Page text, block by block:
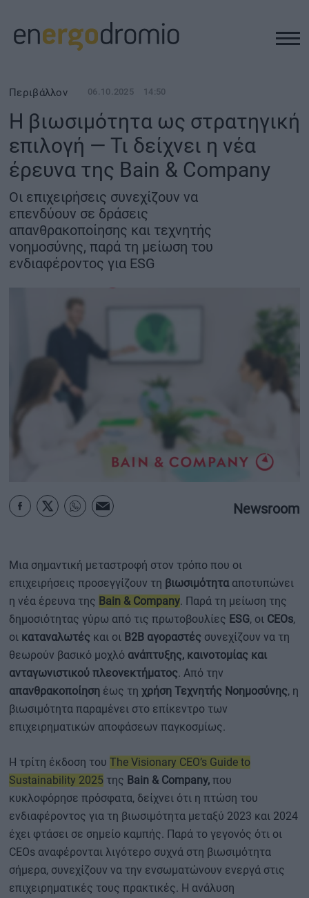
ΥΠΟΔΟΜΕΣ
REAL ESTATE
ΠΕΡΙΒΑΛΛΟΝ
ΕΝΕΡΓΕΙΑ
ΜΕΤΑΦΟΡΕΣ - ΗΛΕΚΤΡΟΚΙΝΗΣΗ
ΨΗΦΙΑΚΟΣ ΚΟΣΜΟΣ
ΟΙΚΟΝΟΜΙΑ - ΕΠΙΧΕΙΡΗΣΕΙΣ
MY PROPERTY
ΚΑΡΑΜΠΟΛΕΣ
Περιβάλλον 06.10.2025 14:50
Η βιωσιμότητα ως στρατηγική
επιλογή — Τι δείχνει η νέα
έρευνα της Bain & Company
Οι επιχειρήσεις συνεχίζουν να
επενδύουν σε δράσεις
απανθρακοποίησης και τεχνητής
νοημοσύνης, παρά τη μείωση του
ενδιαφέροντος για ESG
Newsroom
Μια σημαντική μεταστροφή στον τρόπο που οι
επιχειρήσεις προσεγγίζουν τη βιωσιμότητααποτυπώνει
η νέα έρευνα της Bain & Company. Παρά τη μείωση της
δημοσιότητας γύρω από τις πρωτοβουλίες ESG, οι CEOs,
οι καταναλωτές και οι B2B αγοραστές συνεχίζουν να τη
θεωρούν βασικό μοχλό ανάπτυξης, καινοτομίας και
ανταγωνιστικού πλεονεκτήματος. Από την
απανθρακοποίηση έως τη χρήση Τεχνητής Νοημοσύνης, η
βιωσιμότητα παραμένει στο επίκεντρο των
επιχειρηματικών αποφάσεων παγκοσμίως.
Η τρίτη έκδοση του The Visionary CEO’s Guide to
Sustainability 2025 της Bain & Company, που
κυκλοφόρησε πρόσφατα, δείχνει ότι η πτώση του
ενδιαφέροντος για τη βιωσιμότητα μεταξύ 2023 και 2024
έχει φτάσει σε σημείο καμπής. Παρά το γεγονός ότι οι
CEOs αναφέρονται λιγότερο συχνά στη βιωσιμότητα
σήμερα, συνεχίζουν να την ενσωματώνουν ενεργά στις
επιχειρηματικές τους πρακτικές. Η ανάλυση